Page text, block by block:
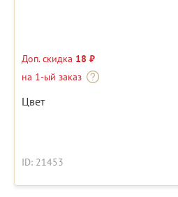
Доп. скидка 18 ₽
на 1-ый заказ
Цвет
ID: 21453